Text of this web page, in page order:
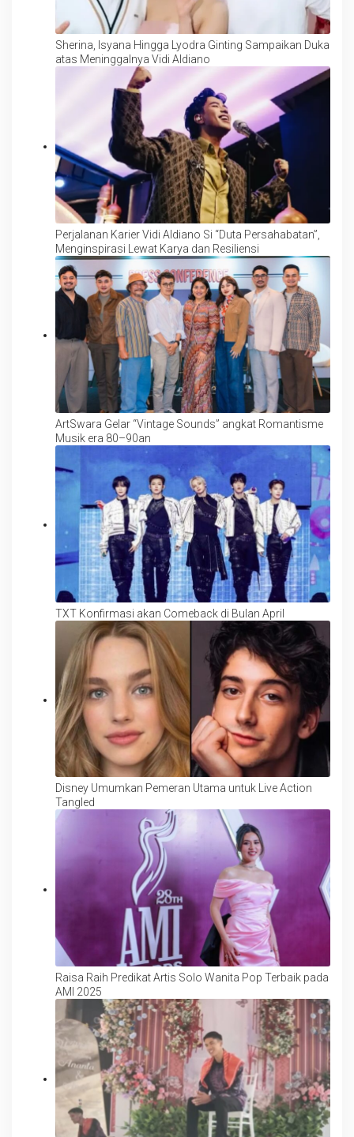
Sherina, Isyana Hingga Lyodra Ginting Sampaikan Duka
atas Meninggalnya Vidi Aldiano
Perjalanan Karier Vidi Aldiano Si “Duta Persahabatan”,
Menginspirasi Lewat Karya dan Resiliensi
ArtSwara Gelar “Vintage Sounds” angkat Romantisme
Musik era 80–90an
TXT Konfirmasi akan Comeback di Bulan April
Disney Umumkan Pemeran Utama untuk Live Action
Tangled
Raisa Raih Predikat Artis Solo Wanita Pop Terbaik pada
AMI 2025